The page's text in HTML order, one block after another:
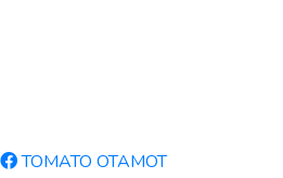
TOMATO OTAMOT